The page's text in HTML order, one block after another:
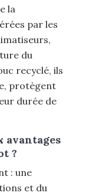
la
par les
du
recyclé, ils
protègent
durée de
avantages
?
: une
et du